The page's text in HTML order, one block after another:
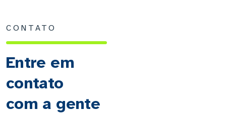
CONTATO
Entre em
contato
com a gente